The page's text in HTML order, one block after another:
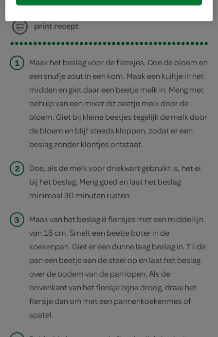
deel op facebook
print recept
1
Maak het beslag voor de flensjes. Doe de bloem en
een snufje zout in een kom. Maak een kuiltje in het
midden en giet daar een beetje melk in. Meng met
behulp van een mixer dit beetje melk door de
bloem. Giet bij kleine beetjes tegelijk de melk door
de bloem en blijf steeds kloppen, zodat er een
beslag zonder klontjes ontstaat.
2
Doe, als de melk voor driekwart gebruikt is, het ei
bij het beslag. Meng goed en laat het beslag
minimaal 30 minuten rusten.
3
Maak van het beslag 8 flensjes met een middellijn
van 16 cm. Smelt een beetje boter in de
koekenpan. Giet er een dunne laag beslag in. Til de
pan een beetje aan de steel op en laat het beslag
over de bodem van de pan lopen. Als de
bovenkant van het flensje bijna droog, draai het
flensje dan om met een pannenkoekenmes of
spatel.